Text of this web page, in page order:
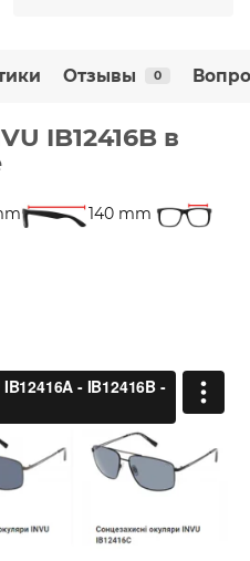
Отзывы 0
IB12416B в
140 mm